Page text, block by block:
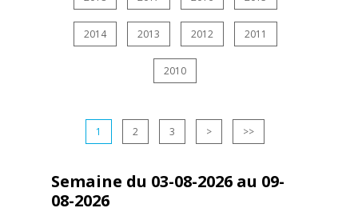
2014 2013 2012 2011
2010
1 2 3 > >>
Semaine du 03-08-2026 au 09-
08-2026